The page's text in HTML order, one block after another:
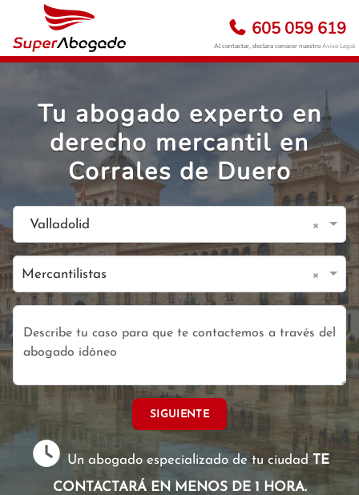
605 059 619
Al contactar, declara conocer nuestroAviso Legal
Tu abogado experto en
derecho mercantil en
Corrales de Duero
Valladolid ×
Mercantilistas ×
SIGUIENTE
Un abogado especializado de tu ciudadTE
CONTACTARÁ EN MENOS DE 1 HORA.